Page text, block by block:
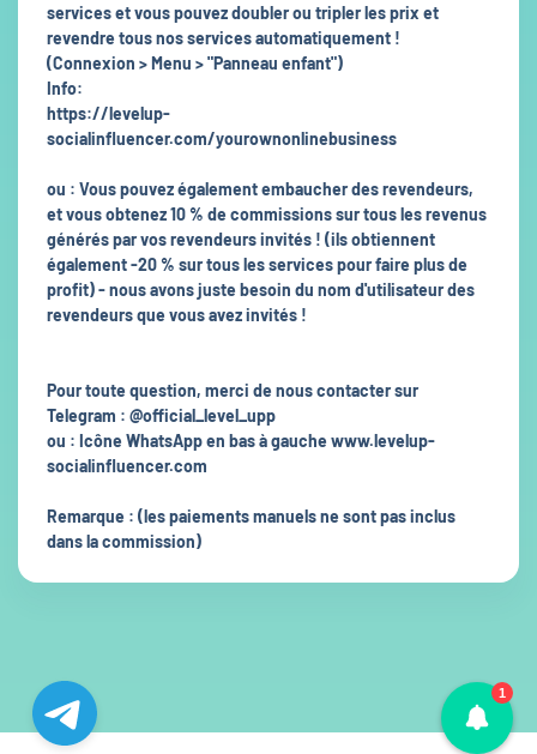
services et vous pouvez doubler ou tripler les prix et
revendre tous nos services automatiquement !
(Connexion > Menu > "Panneau enfant")
Info:
https://levelup-
socialinfluencer.com/yourownonlinebusiness
ou : Vous pouvez également embaucher des revendeurs,
et vous obtenez 10 % de commissions sur tous les revenus
générés par vos revendeurs invités ! (ils obtiennent
également -20 % sur tous les services pour faire plus de
profit) - nous avons juste besoin du nom d'utilisateur des
revendeurs que vous avez invités !
Pour toute question, merci de nous contacter sur
Telegram : @official_level_upp
ou : Icône WhatsApp en bas à gauche www.levelup-
socialinfluencer.com
Remarque : (les paiements manuels ne sont pas inclus
dans la commission)
1